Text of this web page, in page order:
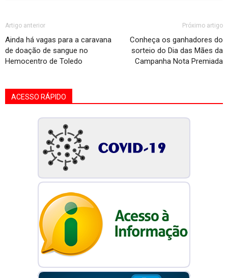
Artigo anterior
Ainda há vagas para a caravana
de doação de sangue no
Hemocentro de Toledo
Próximo artigo
Conheça os ganhadores do
sorteio do Dia das Mães da
Campanha Nota Premiada
ACESSO RÁPIDO